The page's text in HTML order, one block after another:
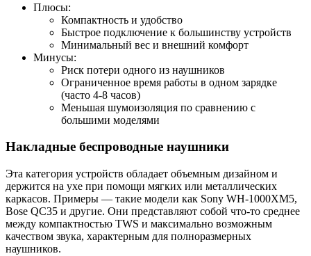
Плюсы:
Компактность и удобство
Быстрое подключение к большинству устройств
Минимальный вес и внешний комфорт
Минусы:
Риск потери одного из наушников
Ограниченное время работы в одном зарядке
(часто 4-8 часов)
Меньшая шумоизоляция по сравнению с
большими моделями
Накладные беспроводные наушники
Эта категория устройств обладает объемным дизайном и
держится на ухе при помощи мягких или металлических
каркасов. Примеры — такие модели как Sony WH-1000XM5,
Bose QC35 и другие. Они представляют собой что-то среднее
между компактностью TWS и максимально возможным
качеством звука, характерным для полноразмерных
наушников.